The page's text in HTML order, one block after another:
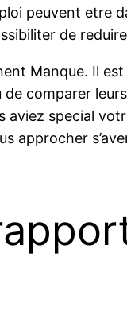
peuvent etre
de
Manque. Il
comparer
special
approcher